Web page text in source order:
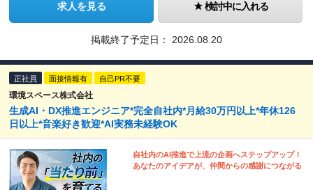
求人を見る 検討中に入れる
掲載終了予定日： 2026.08.20
正社員 面接情報有 自己PR不要
環境スペース株式会社
生成AI・DX推進エンジニア*完全自社内*月給30万円以上*年休126
日以上*音楽好き歓迎*AI実務未経験OK
自社内のAI推進で上流の企画へステップアップ！
あなたのアイデアが、仲間からの感謝につながる